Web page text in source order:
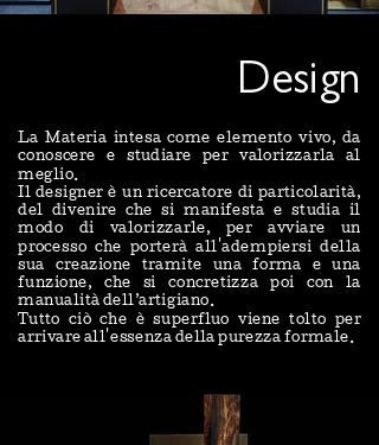
Design
La Materia intesa come elemento vivo, da
conoscere e studiare per valorizzarla al
meglio.
Il designer è un ricercatore di particolarità,
del divenire che si manifesta e studia il
modo di valorizzarle, per avviare un
processo che porterà all'adempiersi della
sua creazione tramite una forma e una
funzione, che si concretizza poi con la
manualità dell’artigiano.
Tutto ciò che è superfluo viene tolto per
arrivare all'essenza della purezza formale.